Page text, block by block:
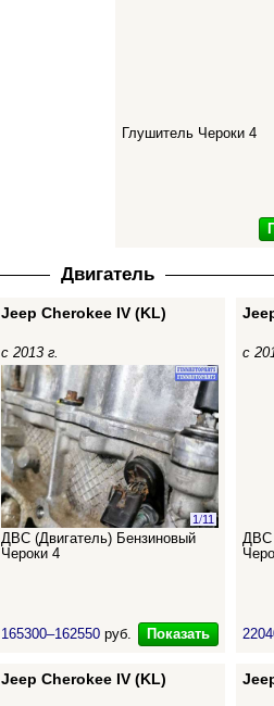
Глушитель Чероки 4
Двигатель
Jeep Cherokee IV (KL)
с 2013 г.
1/11
ДВС (Двигатель) Бензиновый
Чероки 4
165300–162550 руб. Показать
с
ДВС
Jeep Cherokee IV (KL)